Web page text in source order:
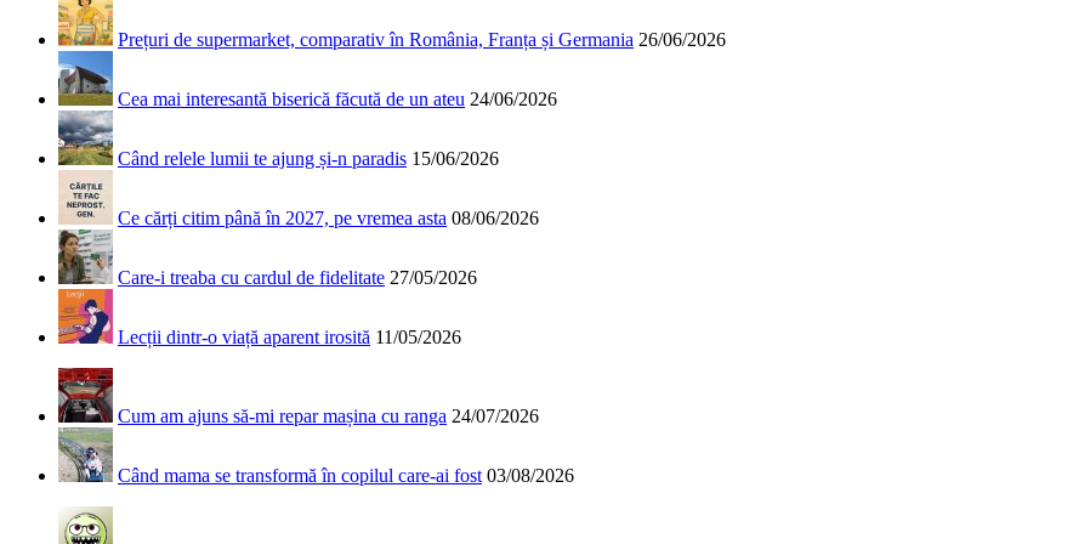
Prețuri de supermarket, comparativ în România, Franța și Germania 26/06/2026
Cea mai interesantă biserică făcută de un ateu 24/06/2026
Când relele lumii te ajung și-n paradis 15/06/2026
Ce cărți citim până în 2027, pe vremea asta 08/06/2026
Care-i treaba cu cardul de fidelitate 27/05/2026
Lecții dintr-o viață aparent irosită 11/05/2026
Cum am ajuns să-mi repar mașina cu ranga 24/07/2026
Când mama se transformă în copilul care-ai fost 03/08/2026